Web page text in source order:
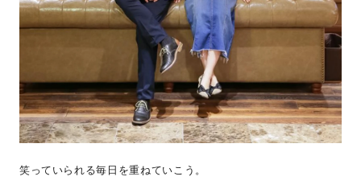
笑っていられる毎日を重ねていこう。